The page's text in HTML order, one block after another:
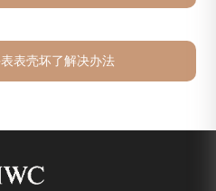
表壳坏了解决办法